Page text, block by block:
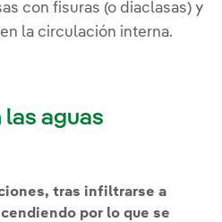
con fisuras (o diaclasas) y
la circulación interna.
las aguas
tras infiltrarse a
por lo que se